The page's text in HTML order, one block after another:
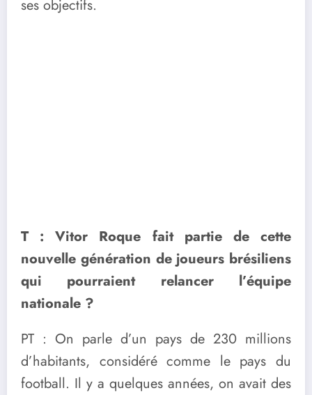
ses objectifs.
T : Vitor Roque fait partie de cette
nouvelle génération de joueurs brésiliens
qui pourraient relancer l’équipe
nationale ?
PT : On parle d’un pays de 230 millions
d’habitants, considéré comme le pays du
football. Il y a quelques années, on avait des